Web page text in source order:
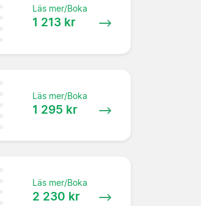
Läs mer/Boka
1 213 kr
Läs mer/Boka
1 295 kr
Läs mer/Boka
2 230 kr